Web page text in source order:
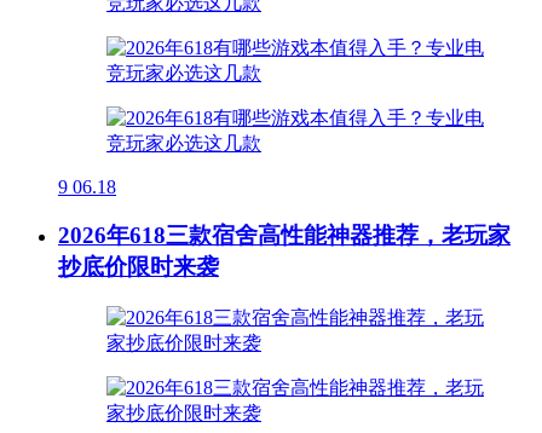
9 06.18
2026年618三款宿舍高性能神器推荐，老玩家
抄底价限时来袭